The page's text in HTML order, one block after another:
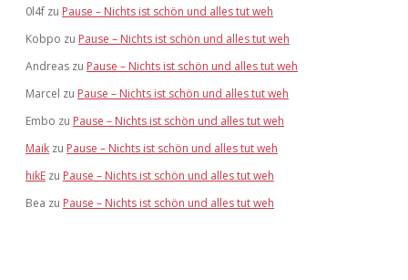
0l4f zu Pause – Nichts ist schön und alles tut weh
Kobpo zu Pause – Nichts ist schön und alles tut weh
Andreas zu Pause – Nichts ist schön und alles tut weh
Marcel zu Pause – Nichts ist schön und alles tut weh
Embo zu Pause – Nichts ist schön und alles tut weh
Maik zu Pause – Nichts ist schön und alles tut weh
hikE zu Pause – Nichts ist schön und alles tut weh
Bea zu Pause – Nichts ist schön und alles tut weh